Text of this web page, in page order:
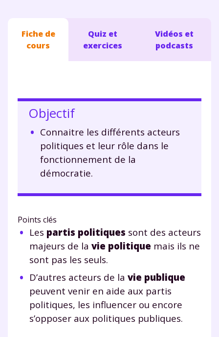
Fiche de
cours
Quiz et
exercices
Vidéos et
podcasts
Objectif
Connaitre les différents acteurs
politiques et leur rôle dans le
fonctionnement de la
démocratie.
Points clés
Les partis politiques sont des acteurs
majeurs de la vie politique mais ils ne
sont pas les seuls.
D’autres acteurs de la vie publique
peuvent venir en aide aux partis
politiques, les influencer ou encore
s’opposer aux politiques publiques.